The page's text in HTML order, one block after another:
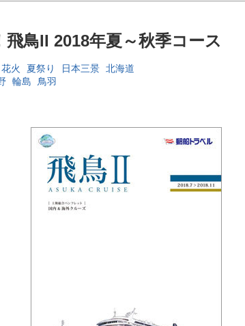
飛鳥II 2018年夏～秋季コース
花火 夏祭り 日本三景 北海道
輪島 鳥羽